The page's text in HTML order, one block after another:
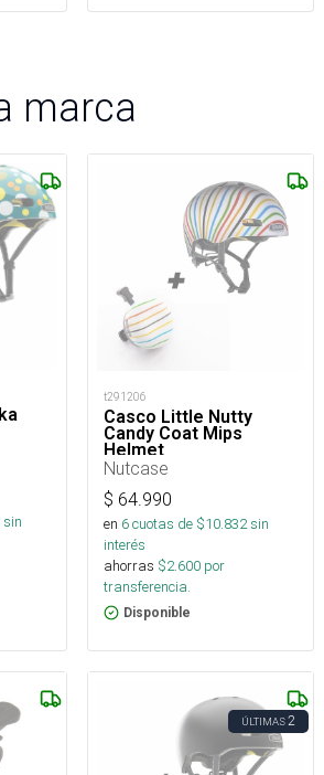
marca
sin
t291206
Casco Little Nutty
Candy Coat Mips
Helmet
Nutcase
$ 64.990
en 6cuotas de $10.832sin
interés
ahorras $2.600 por
transferencia.
Disponible
ÚLTIMAS2